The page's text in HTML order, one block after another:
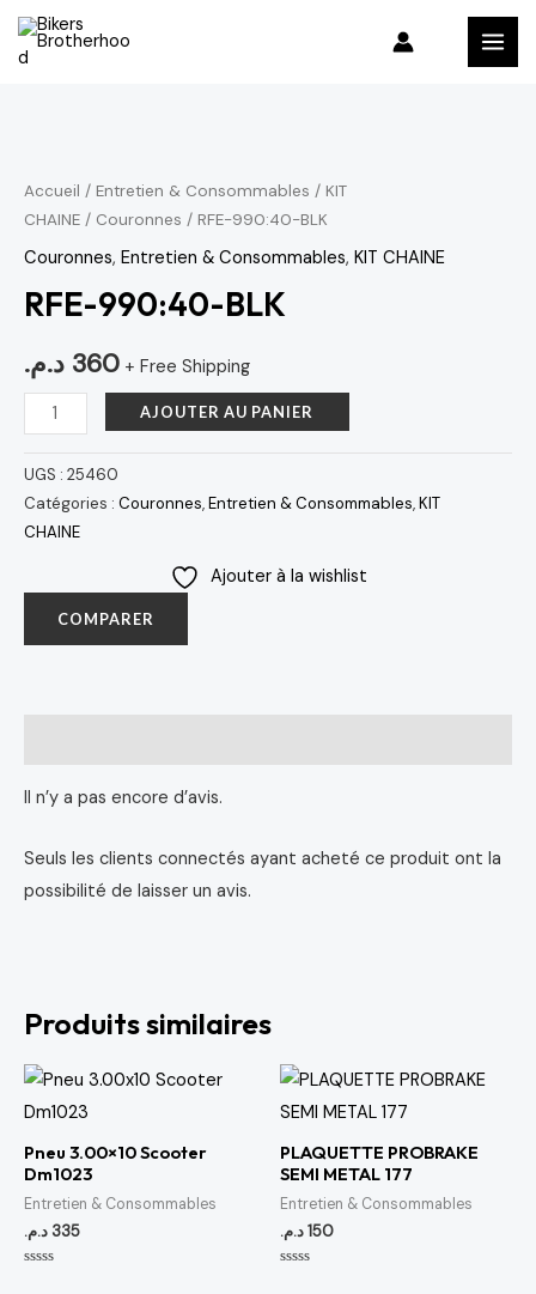
Aller
Accueil / Entretien & Consommables / KIT
CHAINE / Couronnes / RFE-990:40-BLK
Couronnes, Entretien & Consommables, KIT CHAINE
RFE-990:40-BLK
360 د.م. + Free Shipping
RFE-
990:40-
BLK
AJOUTER AU PANIER
UGS : 25460
Catégories : Couronnes,Entretien & Consommables,KIT
CHAINE
Ajouter à la wishlist
COMPARER
Il n’y a pas encore d’avis.
Seuls les clients connectés ayant acheté ce produit ont la
possibilité de laisser un avis.
Produits similaires
Pneu 3.00×10 Scooter
Dm1023
Entretien & Consommables
335 د.م.
PLAQUETTE PROBRAKE
SEMI METAL 177
Entretien & Consommables
150د.م.